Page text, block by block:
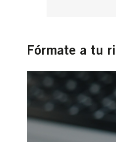
Fórmate a tu